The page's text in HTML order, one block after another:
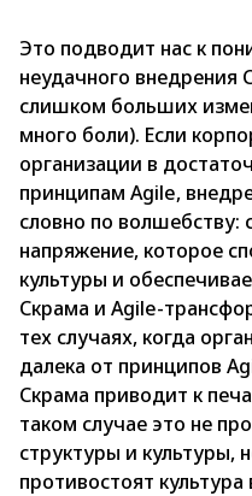
Это подводит нас к
неудачного внедрения
слишком больших
много боли). Если
организации в
принципам Agile,
словно по волшебству:
напряжение, которое
культуры и
Скрама и Agile-
тех случаях, когда
далека от принципов
Скрама приводит к
таком случае это не
структуры и культуры,
противостоят культура